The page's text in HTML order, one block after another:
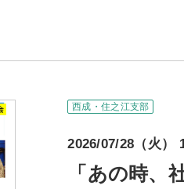
西成・住之江支部
2026/07/28（火）
「あの時、